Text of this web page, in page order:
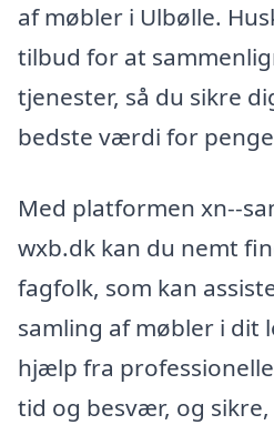
af møbler i Ulbølle.
tilbud for at
tjenester, så du sikre
bedste værdi for
Med platformen xn--
wxb.dk kan du nemt
fagfolk, som kan
samling af møbler i dit
hjælp fra
tid og besvær, og